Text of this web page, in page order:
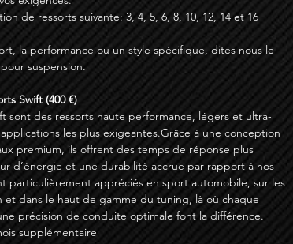
de ressorts suivante: 3, 4, 5, 6, 8, 10, 12, 14 et 16
la performance ou un style spécifique, dites nous le
suspension.
Swift (400 €)
sont des ressorts haute performance, légers et ultra-
les plus exigeantes.Grâce à une conception
premium, ils offrent des temps de réponse plus
d’énergie et une durabilité accrue par rapport à nos
particulièrement appréciés en sport automobile, sur les
et dans le haut de gamme du tuning, là où chaque
précision de conduite optimale font la différence.
supplémentaire